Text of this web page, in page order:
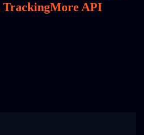
TrackingMore API